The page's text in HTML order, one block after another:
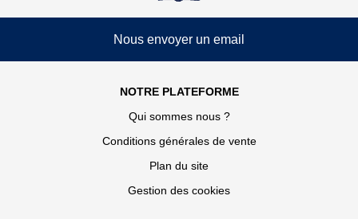
Nous envoyer un email
NOTRE PLATEFORME
Qui sommes nous ?
Conditions générales de vente
Plan du site
Gestion des cookies